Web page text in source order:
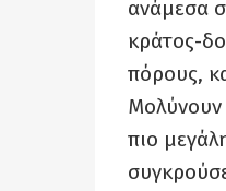
ανάμεσα
κράτος-
πόρους,
Μολύνουν
πιο